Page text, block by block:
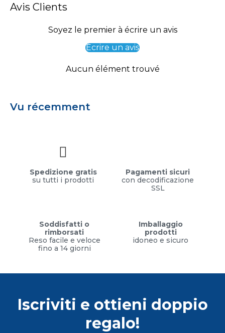
Avis Clients
Soyez le premier à écrire un avis
Écrire un avis
Aucun élément trouvé
Vu récemment
Spedizione gratis
su tutti i prodotti
Pagamenti sicuri
con decodificazione
SSL
Soddisfatti o
rimborsati
Reso facile e veloce
fino a 14 giorni
Imballaggio
prodotti
idoneo e sicuro
Iscriviti e ottieni doppio
regalo!